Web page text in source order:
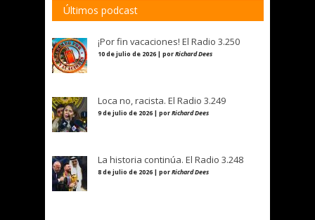
Últimos podcast
¡Por fin vacaciones! El Radio 3.250
10 de julio de 2026 | porRichard Dees
Loca no, racista. El Radio 3.249
9 de julio de 2026 | porRichard Dees
La historia continúa. El Radio 3.248
8 de julio de 2026 | porRichard Dees